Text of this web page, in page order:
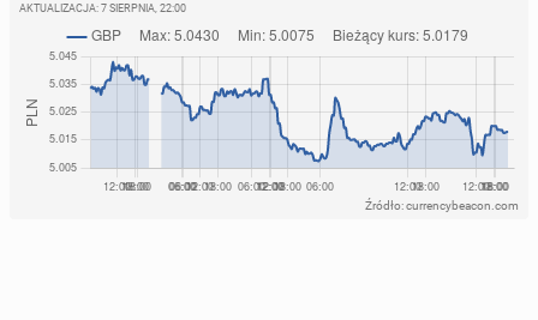
AKTUALIZACJA: 7 SIERPNIA, 22:00
Źródło: currencybeacon.com